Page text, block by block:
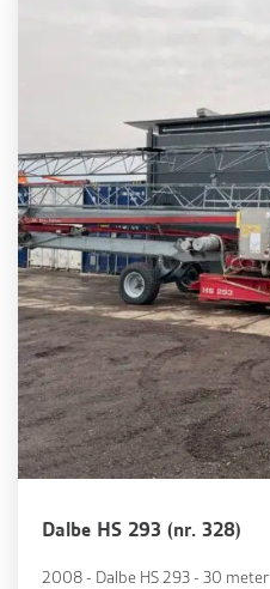
Dalbe HS 293 (nr. 328)
2008 - Dalbe HS 293 - 30 meter